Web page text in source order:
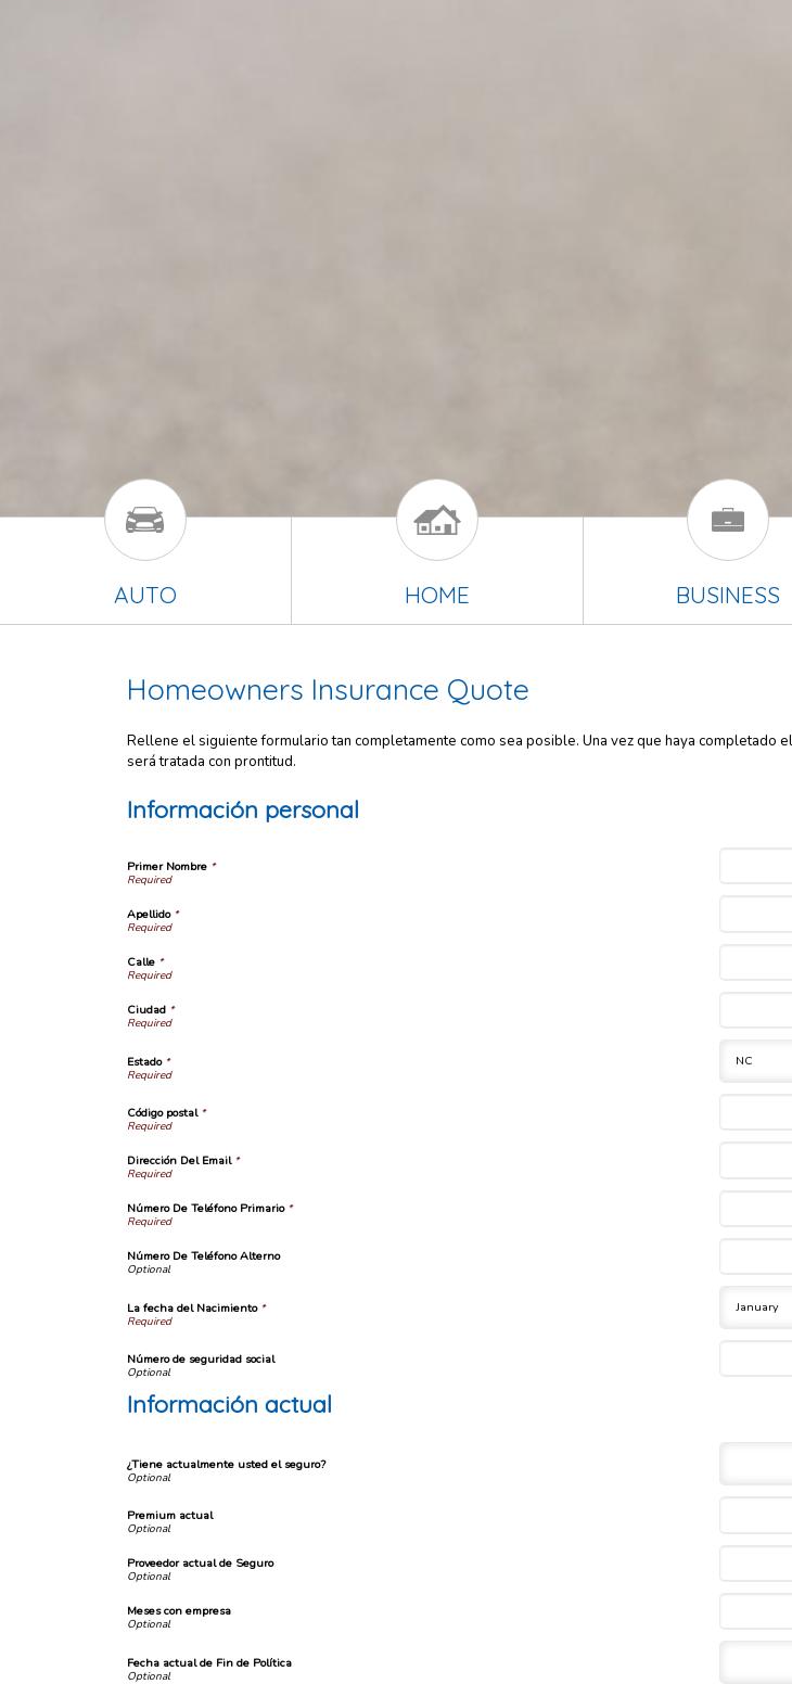
AUTO HOME BUSINESS
Homeowners Insurance Quote
Rellene el siguiente formulario tan completamente como sea posible. Una vez que haya completado
será tratada con prontitud.
Información personal
Primer Nombre *
Apellido*
Calle *
Ciudad *
Estado*
Código postal*
Dirección Del Email*
Número De Teléfono Primario*
Número De Teléfono Alterno
La fecha del Nacimiento*
Número de seguridad social
Información actual
¿Tiene actualmente usted el seguro?
Premium actual
Proveedor actual de Seguro
Meses con empresa
Fecha actual de Fin de Política